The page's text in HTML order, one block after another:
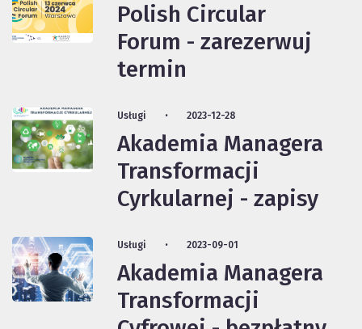
Polish Circular
Forum - zarezerwuj
termin
Usługi 2023-12-28
Akademia Managera
Transformacji
Cyrkularnej - zapisy
Usługi 2023-09-01
Akademia Managera
Transformacji